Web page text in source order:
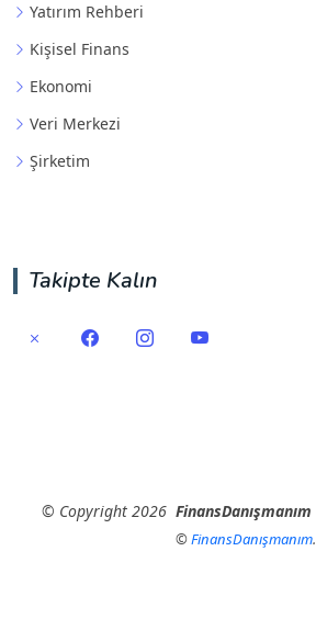
Yatırım Rehberi
Kişisel Finans
Ekonomi
Veri Merkezi
Şirketim
Takipte Kalın
© Copyright2026 FinansDanışmanım
©FinansDanışmanım.